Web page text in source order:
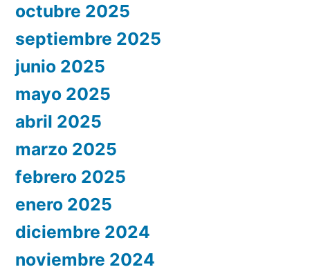
octubre 2025
septiembre 2025
junio 2025
mayo 2025
abril 2025
marzo 2025
febrero 2025
enero 2025
diciembre 2024
noviembre 2024